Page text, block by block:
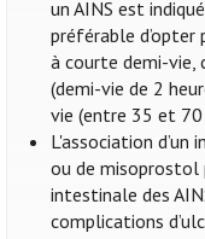
un AINS est
préférable d’opter
à courte demi-vie,
(demi-vie de 2
vie (entre 35 et 70
L'association d’un
ou de
intestinale des
complications